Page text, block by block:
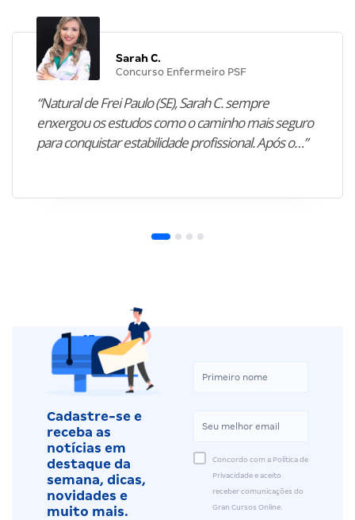
Sarah C.
Concurso Enfermeiro PSF
“Natural de Frei Paulo (SE), Sarah C. sempre
enxergou os estudos como o caminho mais seguro
para conquistar estabilidade profissional. Após o…”
Cadastre-se e
receba as
notícias em
destaque da
semana, dicas,
novidades e
muito mais.
Concordo com a Política de
Privacidade e aceito
receber comunicações do
Gran Cursos Online.